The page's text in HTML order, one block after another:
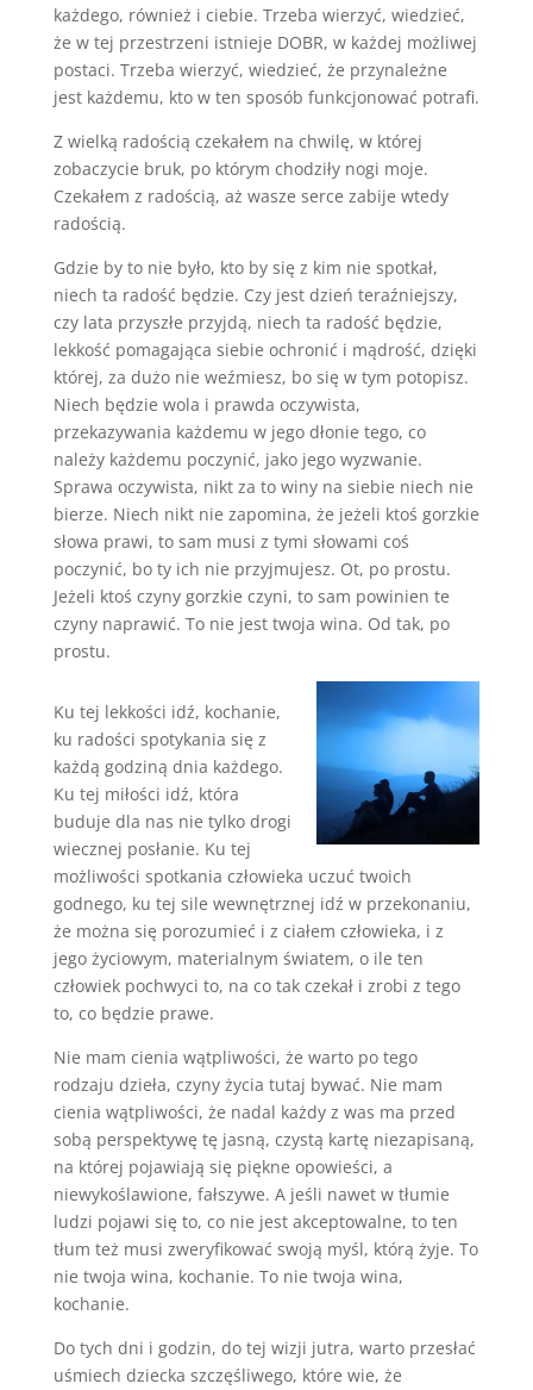
każdego, również i ciebie. Trzeba wierzyć, wiedzieć,
że w tej przestrzeni istnieje DOBR, w każdej możliwej
postaci. Trzeba wierzyć, wiedzieć, że przynależne
jest każdemu, kto w ten sposób funkcjonować potrafi.
Z wielką radością czekałem na chwilę, w której
zobaczycie bruk, po którym chodziły nogi moje.
Czekałem z radością, aż wasze serce zabije wtedy
radością.
Gdzie by to nie było, kto by się z kim nie spotkał,
niech ta radość będzie. Czy jest dzień teraźniejszy,
czy lata przyszłe przyjdą, niech ta radość będzie,
lekkość pomagająca siebie ochronić i mądrość, dzięki
której, za dużo nie weźmiesz, bo się w tym potopisz.
Niech będzie wola i prawda oczywista,
przekazywania każdemu w jego dłonie tego, co
należy każdemu poczynić, jako jego wyzwanie.
Sprawa oczywista, nikt za to winy na siebie niech nie
bierze. Niech nikt nie zapomina, że jeżeli ktoś gorzkie
słowa prawi, to sam musi z tymi słowami coś
poczynić, bo ty ich nie przyjmujesz. Ot, po prostu.
Jeżeli ktoś czyny gorzkie czyni, to sam powinien te
czyny naprawić. To nie jest twoja wina. Od tak, po
prostu.
Ku tej lekkości idź, kochanie,
ku radości spotykania się z
każdą godziną dnia każdego.
Ku tej miłości idź, która
buduje dla nas nie tylko drogi
wiecznej posłanie. Ku tej
możliwości spotkania człowieka uczuć twoich
godnego, ku tej sile wewnętrznej idź w przekonaniu,
że można się porozumieć i z ciałem człowieka, i z
jego życiowym, materialnym światem, o ile ten
człowiek pochwyci to, na co tak czekał i zrobi z tego
to, co będzie prawe.
Nie mam cienia wątpliwości, że warto po tego
rodzaju dzieła, czyny życia tutaj bywać. Nie mam
cienia wątpliwości, że nadal każdy z was ma przed
sobą perspektywę tę jasną, czystą kartę niezapisaną,
na której pojawiają się piękne opowieści, a
niewykoślawione, fałszywe. A jeśli nawet w tłumie
ludzi pojawi się to, co nie jest akceptowalne, to ten
tłum też musi zweryfikować swoją myśl, którą żyje. To
nie twoja wina, kochanie. To nie twoja wina,
kochanie.
Do tych dni i godzin, do tej wizji jutra, warto przesłać
uśmiech dziecka szczęśliwego, które wie, że